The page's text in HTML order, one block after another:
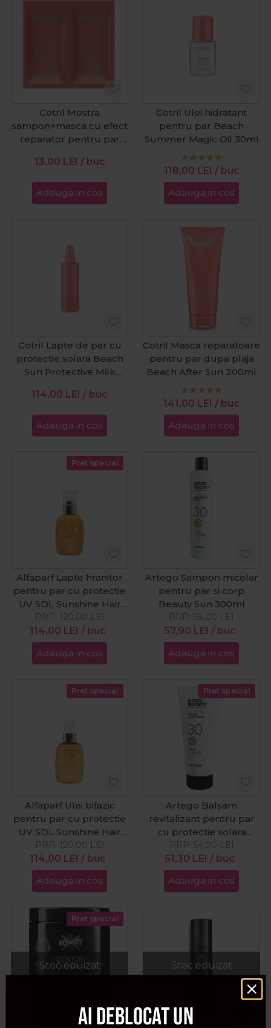
Cotril Mostra
sampon+masca cu efect
reparator pentru par
13,00 LEI / buc
Adauga in cos
Cotril Ulei hidratant
pentru par Beach
Summer Magic Oil 30ml
118,00 LEI / buc
Adauga in cos
Cotril Lapte de par cu
protectie solara Beach
Sun Protective Milk
114,00 LEI / buc
Adauga in cos
Cotril Masca reparatoare
pentru par dupa plaja
Beach After Sun 200ml
141,00 LEI / buc
Adauga in cos
Pret special
Alfaparf Lapte hranitor
pentru par cu protectie
UV SDL Sunshine Hair
Protective 125ml
114,00 LEI / buc
PRP: 120,00 LEI
Adauga in cos
Artego Sampon micelar
pentru par si corp
Beauty Sun 300ml
57,90 LEI / buc
PRP: 58,00 LEI
Adauga in cos
Pret special
Alfaparf Ulei bifazic
pentru par cu protectie
UV SDL Sunshine Hair
Protective 125ml
114,00 LEI / buc
PRP: 120,00 LEI
Adauga in cos
Pret special
Artego Balsam
revitalizant pentru par
cu protectie solara
Beauty Sun 200ml
51,30 LEI / buc
PRP: 54,00 LEI
Adauga in cos
Stoc epuizat
Pret special
Stoc epuizat
Ai deblocat un